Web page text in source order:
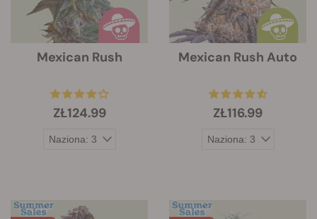
Mexican Rush
ZŁ124.99
Mexican Rush Auto
ZŁ116.99